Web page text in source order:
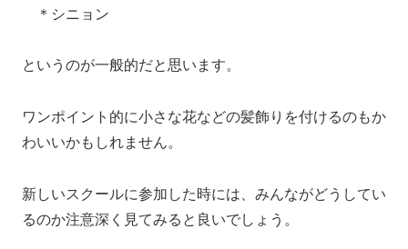
＊シニョン
というのが一般的だと思います。
ワンポイント的に小さな花などの髪飾りを付けるのもか
わいいかもしれません。
新しいスクールに参加した時には、みんながどうしてい
るのか注意深く見てみると良いでしょう。